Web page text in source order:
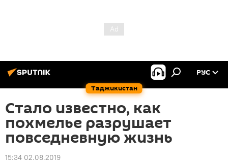
Таджикистан
РУС
Стало известно, как
похмелье разрушает
повседневную жизнь
15:34 02.08.2019